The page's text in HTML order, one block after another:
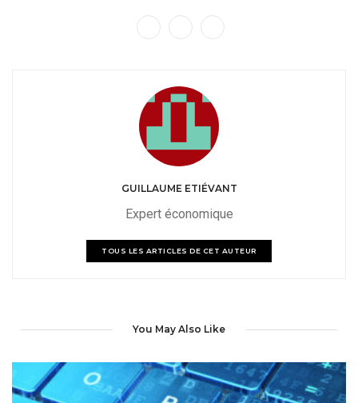
GUILLAUME ETIÉVANT
Expert économique
TOUS LES ARTICLES DE CET AUTEUR
You May Also Like